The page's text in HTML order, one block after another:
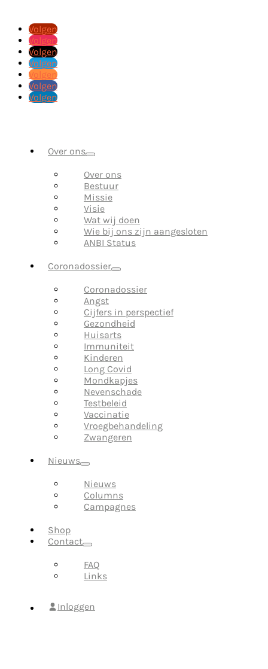
Volgen
Volgen
Volgen
Volgen
Volgen
Volgen
Volgen
Over ons
Over ons
Bestuur
Missie
Visie
Wat wij doen
Wie bij ons zijn aangesloten
ANBI Status
Coronadossier
Coronadossier
Angst
Cijfers in perspectief
Gezondheid
Huisarts
Immuniteit
Kinderen
Long Covid
Mondkapjes
Nevenschade
Testbeleid
Vaccinatie
Vroegbehandeling
Zwangeren
Nieuws
Nieuws
Columns
Campagnes
Shop
Contact
FAQ
Links
Inloggen